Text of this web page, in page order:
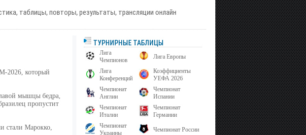
таблицы, повторы, результаты, трансляции онлайн
2026, который
мышцы бедра,
пропустит
стали Марокко,
ТУРНИРНЫЕ ТАБЛИЦЫ
Лига
Чемпионов
Лига Европы
Лига
Конференций
Коэффициенты
УЕФА 2026
Чемпионат
Англии
Чемпионат
Испании
Чемпионат
Италии
Чемпионат
Германии
Чемпионат
Украины
Чемпионат России